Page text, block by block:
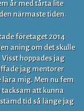
år med tårta lite
närmaste tiden.
företaget 2014
aning om det skulle
hoppades jag
jag mentorer
lära mig. Men nu fem
tacksam att kunna
tid så länge jag